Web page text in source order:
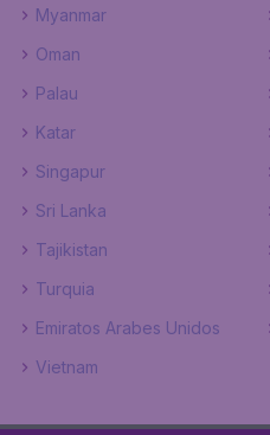
Myanmar
Oman
Palau
Katar
Singapur
Sri Lanka
Tajikistan
Turquia
Emiratos Arabes Unidos
Vietnam